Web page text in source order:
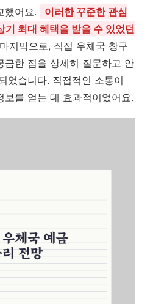
했어요.
이러한 꾸준한 관심
기 최대 혜택을 받을 수 있었던
마지막으로, 직접 우체국 창구
금한 점을 상세히 질문하고 안
었습니다. 직접적인 소통이
보를 얻는 데 효과적이었어요.